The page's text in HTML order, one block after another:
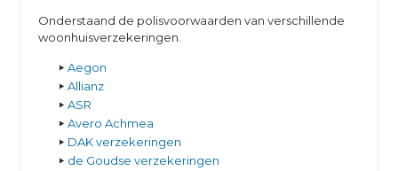
Onderstaand de polisvoorwaarden van verschillende
woonhuisverzekeringen.
Aegon
Allianz
ASR
Avero Achmea
DAK verzekeringen
de Goudse verzekeringen